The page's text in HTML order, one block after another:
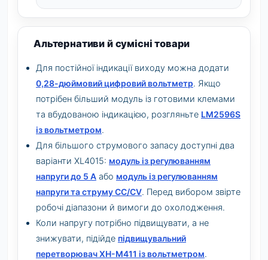
Альтернативи й сумісні товари
Для постійної індикації виходу можна додати
0,28-дюймовий цифровий вольтметр. Якщо
потрібен більший модуль із готовими клемами
та вбудованою індикацією, розгляньте LM2596S
із вольтметром.
Для більшого струмового запасу доступні два
варіанти XL4015: модуль із регулюванням
напруги до 5 А або модуль із регулюванням
напруги та струму CC/CV. Перед вибором звірте
робочі діапазони й вимоги до охолодження.
Коли напругу потрібно підвищувати, а не
знижувати, підійде підвищувальний
перетворювач XH-M411 із вольтметром.